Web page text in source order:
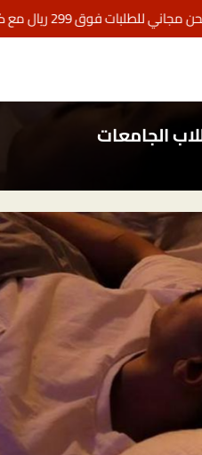
فوق 299 ريال مع كود خصم هوفن
الجامعات